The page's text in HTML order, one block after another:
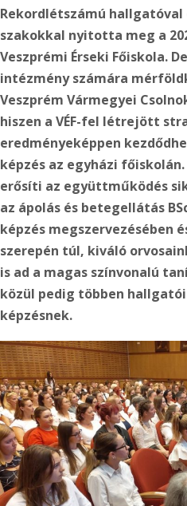
Rekordlétszámú hallgatóval
szakokkal nyitotta meg a
Veszprémi Érseki Főiskola.
intézmény számára
Veszprém Vármegyei
hiszen a VÉF-fel létrejött
eredményeképpen
képzés az egyházi
erősíti az együttműködés
az ápolás és betegellátás
képzés megszervezésében
szerepén túl, kiváló
is ad a magas színvonalú
közül pedig többen
képzésnek.